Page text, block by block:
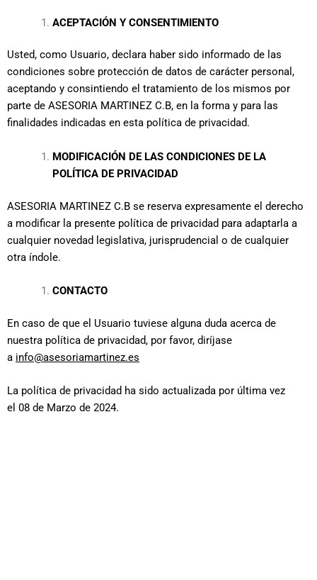
ACEPTACIÓN Y CONSENTIMIENTO
Usted, como Usuario, declara haber sido informado de las
condiciones sobre protección de datos de carácter personal,
aceptando y consintiendo el tratamiento de los mismos por
parte de ASESORIA MARTINEZ C.B, en la forma y para las
finalidades indicadas en esta política de privacidad.
MODIFICACIÓN DE LAS CONDICIONES DE LA
POLÍTICA DE PRIVACIDAD
ASESORIA MARTINEZ C.B se reserva expresamente el derecho
a modificar la presente política de privacidad para adaptarla a
cualquier novedad legislativa, jurisprudencial o de cualquier
otra índole.
CONTACTO
En caso de que el Usuario tuviese alguna duda acerca de
nuestra política de privacidad, por favor, diríjase
a info@asesoriamartinez.es
La política de privacidad ha sido actualizada por última vez
el 08 de Marzo de 2024.